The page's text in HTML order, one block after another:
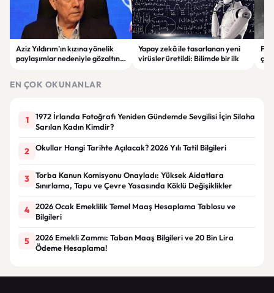
Aziz Yıldırım’ın kızına yönelik
paylaşımlar nedeniyle gözaltına
Yapay zekâ ile tasarlanan yeni
virüsler üretildi: Bilimde bir ilk
EN ÇOK OKUNANLAR
1
1972 İrlanda Fotoğrafı Yeniden Gündemde Sevgilisi İçin Silaha
Sarılan Kadın Kimdir?
2 Okullar Hangi Tarihte Açılacak? 2026 Yılı Tatil Bilgileri
3
Torba Kanun Komisyonu Onayladı: Yüksek Aidatlara
Sınırlama, Tapu ve Çevre Yasasında Köklü Değişiklikler
4
2026 Ocak Emeklilik Temel Maaş Hesaplama Tablosu ve
Bilgileri
5
2026 Emekli Zammı: Taban Maaş Bilgileri ve 20 Bin Lira
Ödeme Hesaplama!